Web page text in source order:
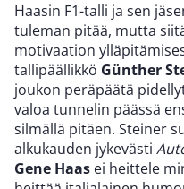
Haasin F1-talli ja sen
tuleman pitää, mutta
motivaation
tallipäällikkö Günther
joukon peräpäätä
valoa tunnelin päässä
silmällä pitäen. Steiner
alkukauden jykevästi
Gene Haas ei heittele